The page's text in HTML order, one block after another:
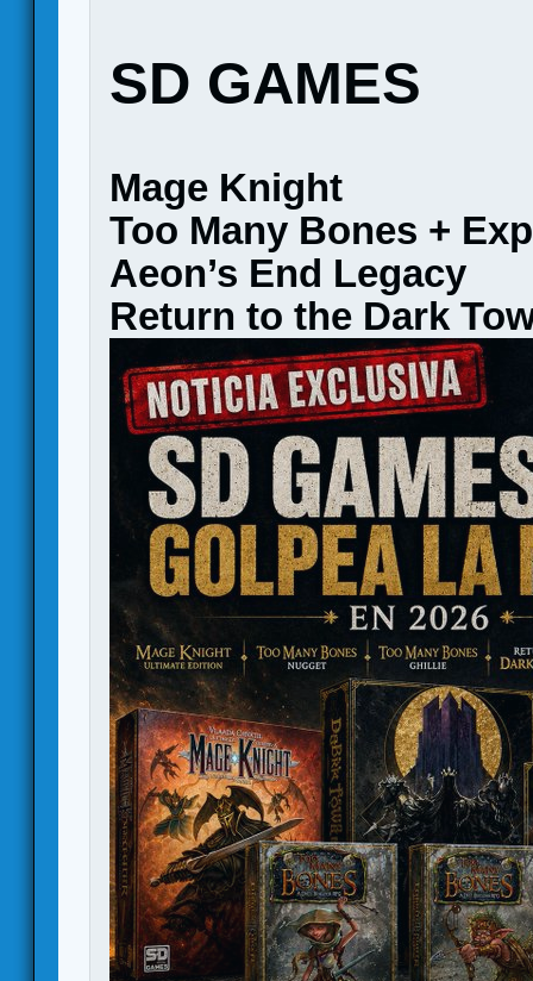
SD GAMES
Mage Knight
Too Many Bones +
Aeon’s End Legacy
Return to the Dark